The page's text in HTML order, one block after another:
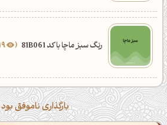
رنگ سبز ماچا با کد 81B061 7,619
بارگذاری ناموفق بود